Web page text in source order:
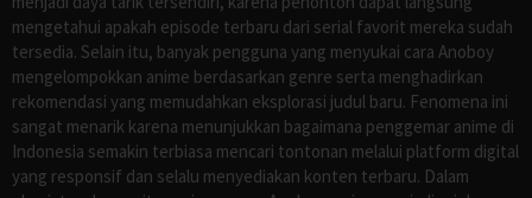
mengetahui apakah episode terbaru dari serial favorit mereka sudah
tersedia. Selain itu, banyak pengguna yang menyukai cara Anoboy
mengelompokkan anime berdasarkan genre serta menghadirkan
rekomendasi yang memudahkan eksplorasi judul baru. Fenomena ini
sangat menarik karena menunjukkan bagaimana penggemar anime di
Indonesia semakin terbiasa mencari tontonan melalui platform digital
yang responsif dan selalu menyediakan konten terbaru. Dalam